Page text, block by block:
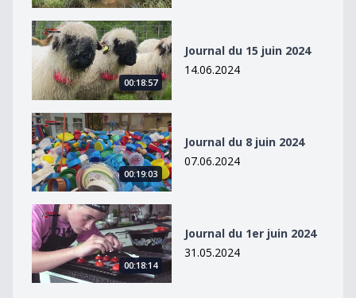
Journal du 15 juin 2024
00:18:57
Journal du 15 juin 2024
14.06.2024
Journal du 8 juin 2024
00:19:03
Journal du 8 juin 2024
07.06.2024
Journal du 1er juin 2024
00:18:14
Journal du 1er juin 2024
31.05.2024